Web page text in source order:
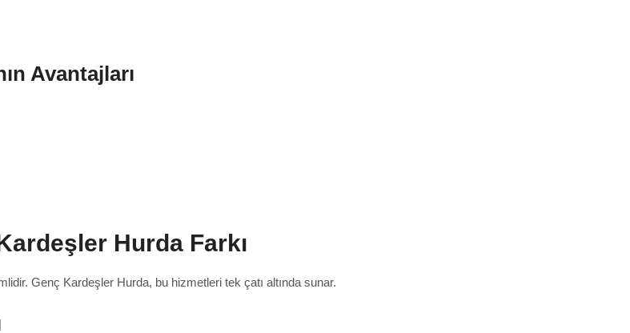
Avantajları
Hurda Farkı
Genç Kardeşler Hurda, bu hizmetleri tek çatı altında sunar.